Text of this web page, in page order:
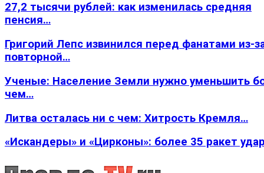
27,2 тысячи рублей: как изменилась средняя
пенсия…
Григорий Лепс извинился перед фанатами из-
повторной…
Ученые: Население Земли нужно уменьшить
чем…
Литва осталась ни с чем: Хитрость Кремля…
«Искандеры» и «Цирконы»: более 35 ракет